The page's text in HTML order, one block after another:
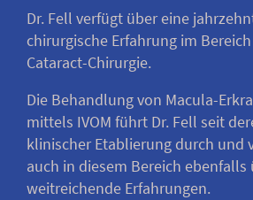
Dr. Fell verfügt über eine
chirurgische Erfahrung im
Cataract-Chirurgie.
Die Behandlung von Macula-
mittels IVOM führt Dr. Fell seit
klinischer Etablierung durch und
auch in diesem Bereich ebenfalls
weitreichende Erfahrungen.